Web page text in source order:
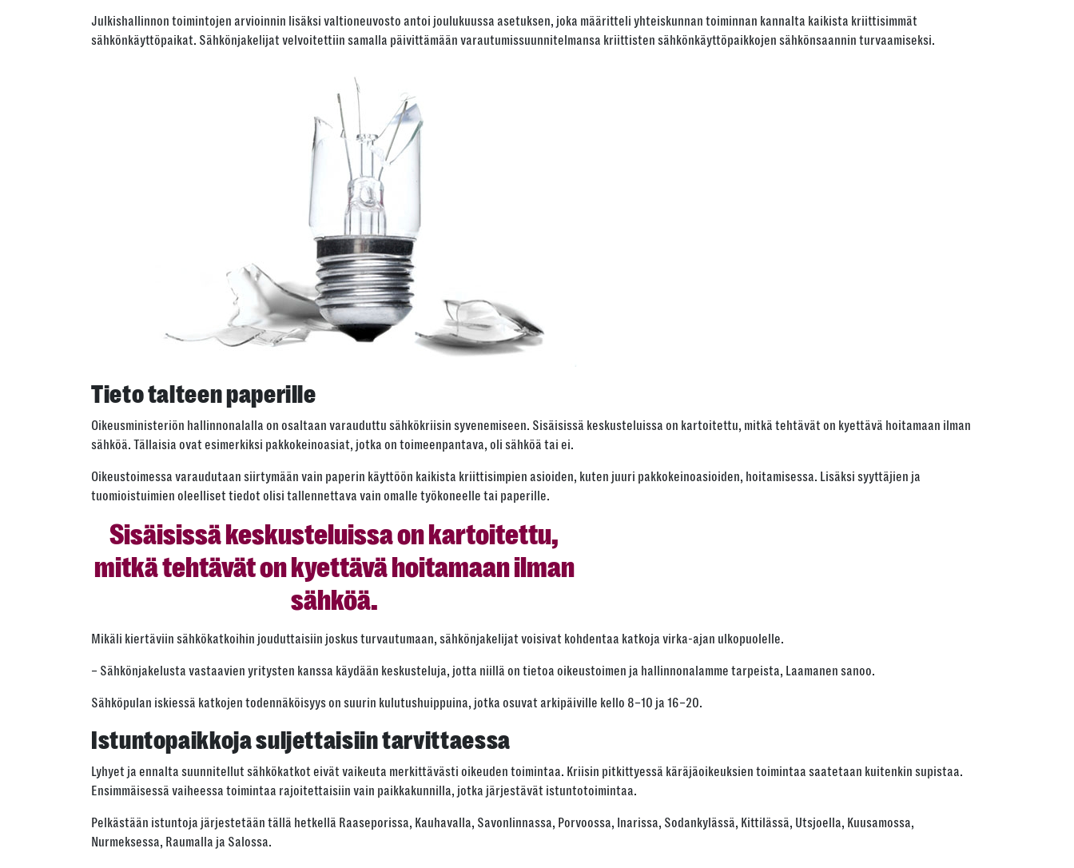
Julkishallinnon toimintojen arvioinnin lisäksi valtioneuvosto antoi joulukuussa asetuksen, joka määritteli yhteiskunnan toiminnan kannalta kaikista kriittisimmät
sähkönkäyttöpaikat. Sähkönjakelijat velvoitettiin samalla päivittämään varautumissuunnitelmansa kriittisten sähkönkäyttöpaikkojen sähkönsaannin turvaamiseksi.
Tieto talteen paperille
Oikeusministeriön hallinnonalalla on osaltaan varauduttu sähkökriisin syvenemiseen. Sisäisissä keskusteluissa on kartoitettu, mitkä tehtävät on kyettävä hoitamaan ilman
sähköä. Tällaisia ovat esimerkiksi pakkokeinoasiat, jotka on toimeenpantava, oli sähköä tai ei.
Oikeustoimessa varaudutaan siirtymään vain paperin käyttöön kaikista kriittisimpien asioiden, kuten juuri pakkokeinoasioiden, hoitamisessa. Lisäksi syyttäjien ja
tuomioistuimien oleelliset tiedot olisi tallennettava vain omalle työkoneelle tai paperille.
Sisäisissä keskusteluissa on kartoitettu,
mitkä tehtävät on kyettävä hoitamaan ilman
sähköä.
Mikäli kiertäviin sähkökatkoihin jouduttaisiin joskus turvautumaan, sähkönjakelijat voisivat kohdentaa katkoja virka-ajan ulkopuolelle.
– Sähkönjakelusta vastaavien yritysten kanssa käydään keskusteluja, jotta niillä on tietoa oikeustoimen ja hallinnonalamme tarpeista, Laamanen sanoo.
Sähköpulan iskiessä katkojen todennäköisyys on suurin kulutushuippuina, jotka osuvat arkipäiville kello 8–10 ja 16–20.
Istuntopaikkoja suljettaisiin tarvittaessa
Lyhyet ja ennalta suunnitellut sähkökatkot eivät vaikeuta merkittävästi oikeuden toimintaa. Kriisin pitkittyessä käräjäoikeuksien toimintaa saatetaan kuitenkin supistaa.
Ensimmäisessä vaiheessa toimintaa rajoitettaisiin vain paikkakunnilla, jotka järjestävät istuntotoimintaa.
Pelkästään istuntoja järjestetään tällä hetkellä Raaseporissa, Kauhavalla, Savonlinnassa, Porvoossa, Inarissa, Sodankylässä, Kittilässä, Utsjoella, Kuusamossa,
Nurmeksessa, Raumalla ja Salossa.